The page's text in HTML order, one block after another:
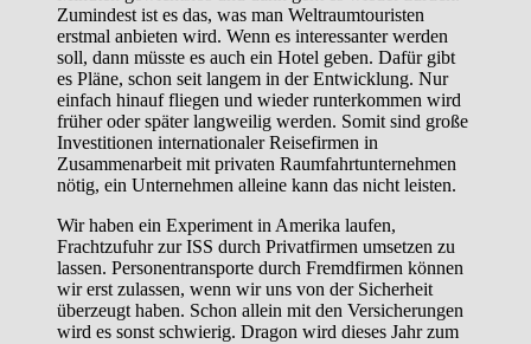
Zumindest ist es das, was man Weltraumtouristen
erstmal anbieten wird. Wenn es interessanter werden
soll, dann müsste es auch ein Hotel geben. Dafür gibt
es Pläne, schon seit langem in der Entwicklung. Nur
einfach hinauf fliegen und wieder runterkommen wird
früher oder später langweilig werden. Somit sind große
Investitionen internationaler Reisefirmen in
Zusammenarbeit mit privaten Raumfahrtunternehmen
nötig, ein Unternehmen alleine kann das nicht leisten.
Wir haben ein Experiment in Amerika laufen,
Frachtzufuhr zur ISS durch Privatfirmen umsetzen zu
lassen. Personentransporte durch Fremdfirmen können
wir erst zulassen, wenn wir uns von der Sicherheit
überzeugt haben. Schon allein mit den Versicherungen
wird es sonst schwierig. Dragon wird dieses Jahr zum